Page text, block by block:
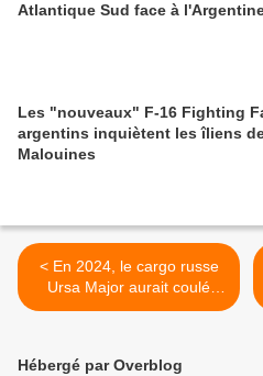
Atlantique Sud face à
Les "nouveaux" F-16 Fighting
argentins inquiètent les îliens
Malouines
< En 2024, le cargo russe
Ursa Major aurait coulé
avec des réacteurs
Hébergé par Overblog